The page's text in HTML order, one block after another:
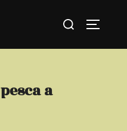
Buscar:
pesca a